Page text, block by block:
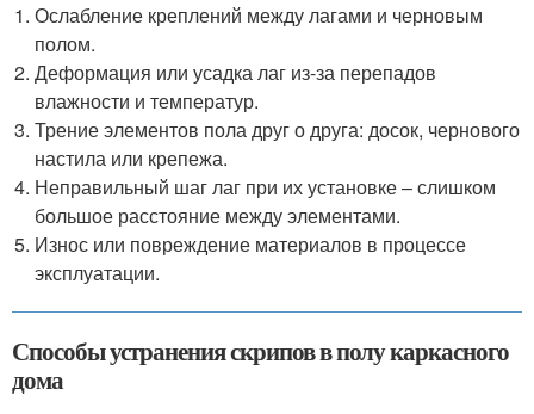
Ослабление креплений между лагами и черновым
полом.
Деформация или усадка лаг из-за перепадов
влажности и температур.
Трение элементов пола друг о друга: досок, чернового
настила или крепежа.
Неправильный шаг лаг при их установке – слишком
большое расстояние между элементами.
Износ или повреждение материалов в процессе
эксплуатации.
Способы устранения скрипов в полу каркасного
дома